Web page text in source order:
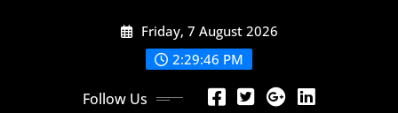
Friday, 7 August 2026
2:29:47 PM
Follow Us